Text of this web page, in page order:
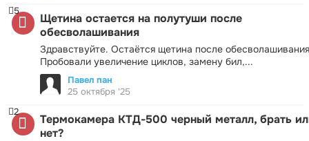
Щетина остается на полутуши после
обесволашивания
Здравствуйте. Остаётся щетина после
Пробовали увеличение циклов, замену бил,...
5
Павел пан
25 октября '25
Термокамера КТД-500 черный металл, брать
нет?
2